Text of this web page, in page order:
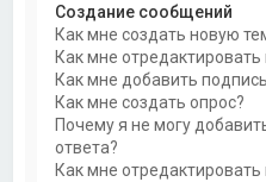
Создание сообщений
Как мне создать новую
Как мне
Как мне добавить
Как мне создать опрос?
Почему я не могу
ответа?
Как мне отредактировать